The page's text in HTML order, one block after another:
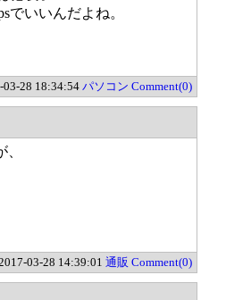
でいいんだよね。
03-28 18:34:54 パソコン Comment(0)
03-28 14:39:01 通販 Comment(0)